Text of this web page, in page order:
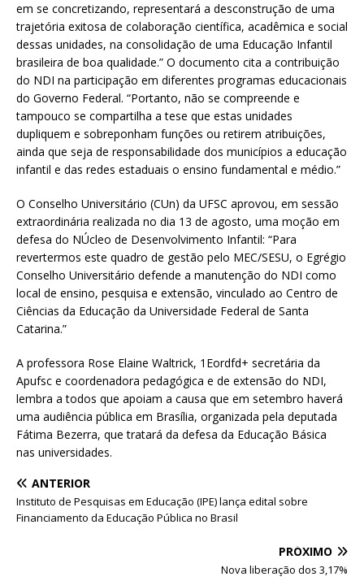
em se concretizando, representará a desconstrução de uma
trajetória exitosa de colaboração científica, acadêmica e social
dessas unidades, na consolidação de uma Educação Infantil
brasileira de boa qualidade.” O documento cita a contribuição
do NDI na participação em diferentes programas educacionais
do Governo Federal. “Portanto, não se compreende e
tampouco se compartilha a tese que estas unidades
dupliquem e sobreponham funções ou retirem atribuições,
ainda que seja de responsabilidade dos municípios a educação
infantil e das redes estaduais o ensino fundamental e médio.”
O Conselho Universitário (CUn) da UFSC aprovou, em sessão
extraordinária realizada no dia 13 de agosto, uma moção em
defesa do NÚcleo de Desenvolvimento Infantil: “Para
revertermos este quadro de gestão pelo MEC/SESU, o Egrégio
Conselho Universitário defende a manutenção do NDI como
local de ensino, pesquisa e extensão, vinculado ao Centro de
Ciências da Educação da Universidade Federal de Santa
Catarina.”
A professora Rose Elaine Waltrick, 1Eordfd+ secretária da
Apufsc e coordenadora pedagógica e de extensão do NDI,
lembra a todos que apoiam a causa que em setembro haverá
uma audiência pública em Brasília, organizada pela deputada
Fátima Bezerra, que tratará da defesa da Educação Básica
nas universidades.
ANTERIOR
Instituto de Pesquisas em Educação (IPE) lança edital sobre
Financiamento da Educação Pública no Brasil
PRÓXIMO
Nova liberação dos 3,17%